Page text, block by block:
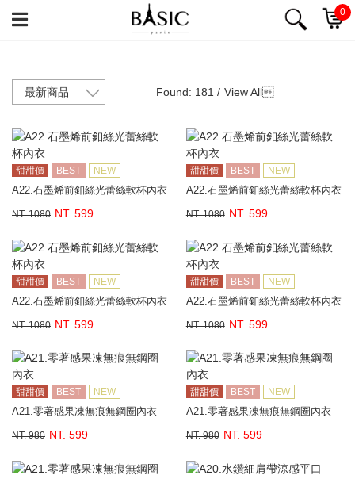
0
Found: 181 / View All
甜甜價 BEST NEW
A22.石墨烯前釦絲光蕾絲軟杯內衣
NT. 1080 NT. 599
甜甜價 BEST NEW
A22.石墨烯前釦絲光蕾絲軟杯內衣
NT. 1080 NT. 599
甜甜價 BEST NEW
A22.石墨烯前釦絲光蕾絲軟杯內衣
NT. 1080 NT. 599
甜甜價 BEST NEW
A22.石墨烯前釦絲光蕾絲軟杯內衣
NT. 1080 NT. 599
甜甜價 BEST NEW
A21.零著感果凍無痕無鋼圈內衣
NT. 980 NT. 599
甜甜價 BEST NEW
A21.零著感果凍無痕無鋼圈內衣
NT. 980 NT. 599